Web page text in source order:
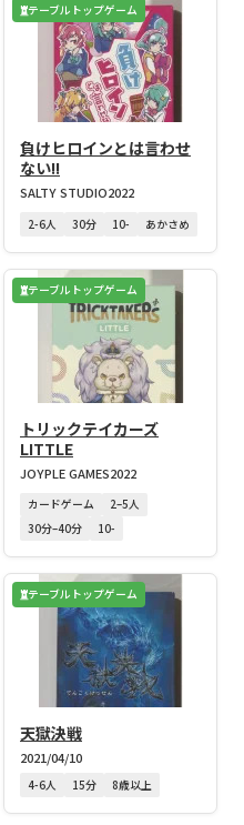
テーブルトップゲーム
負けヒロインとは言わせ
ない!!
SALTY STUDIO2022
2-6人 30分 10- あかさめ
テーブルトップゲーム
トリックテイカーズ
LITTLE
JOYPLE GAMES2022
カードゲーム
2–5人
30分–40分
10-
テーブルトップゲーム
天獄決戦
2021/04/10
4-6人 15分 8歳以上